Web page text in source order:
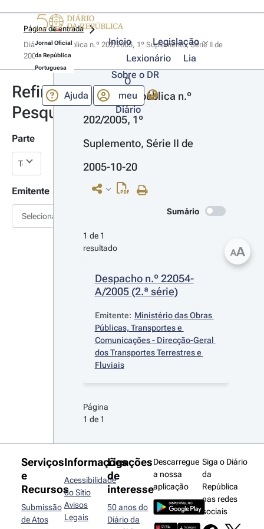
Jornal Oficial
da República
Portuguesa
Início
Legislação
Lexionário
Lia
Sobre o DR
Ajuda
O
meu
Diário
Página de entrada
Diário da República n.º 202/2005, 1º Suplemento, Série II de
2005-10-20
Refinar
Pesquisa
Parte
Emitente
Selecionar
Diário da República n.º
202/2005, 1º
Suplemento, Série II de
2005-10-20
Sumário
1 de 1
resultado
Despacho n.º 22054-
A/2005 (2.ª série)
Emitente: Ministério das Obras
Públicas, Transportes e
Comunicações - Direcção-Geral
dos Transportes Terrestres e
Fluviais
Página
1 de 1
AA
Serviços
e
Recursos
Submissão
de Atos
Informações
Acessibilidade
do Sítio
Avisos
Legais
Ligações
de
interesse
50 anos do
Diário da
Descarregue
a nossa
aplicação
Siga o Diário
da
República
nas redes
sociais